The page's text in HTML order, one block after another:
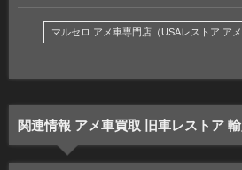
マルセロ アメ車専門店（USAレストア ア
関連情報 アメ車買取 旧車レストア